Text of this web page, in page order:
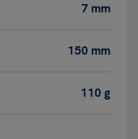
7 mm
150 mm
110 g